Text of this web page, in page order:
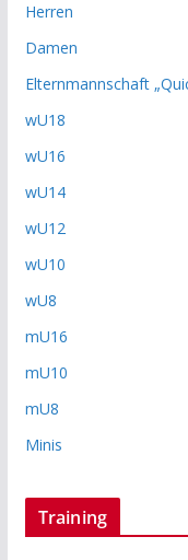
Herren
Damen
Elternmannschaft
wU18
wU16
wU14
wU12
wU10
wU8
mU16
mU10
mU8
Minis
Training